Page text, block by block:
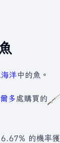
海洋中的魚。
多處購買的
的機率